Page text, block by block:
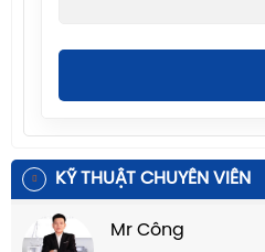
KỸ THUẬT CHUYÊN VIÊN
Mr Công